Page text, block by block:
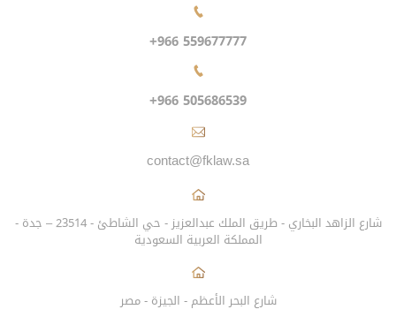
+966 559677777
+966 505686539
contact@fklaw.sa
شارع الزاهد البخاري - طريق الملك عبدالعزيز - حي الشاطئ - 23514 – جدة -
المملكة العربية السعودية
شارع البحر الأعظم - الجيزة - مصر